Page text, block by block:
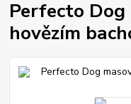
Perfecto
hovězím